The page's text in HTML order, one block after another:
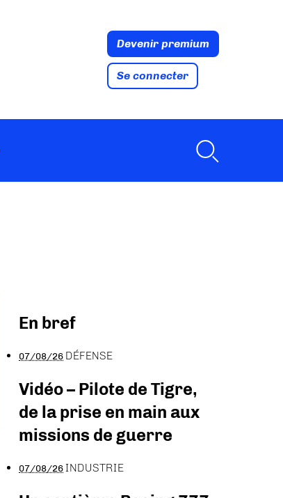
Devenir premium
Se connecter
En bref
07/08/26 DÉFENSE
Vidéo – Pilote de Tigre,
de la prise en main aux
missions de guerre
07/08/26INDUSTRIE